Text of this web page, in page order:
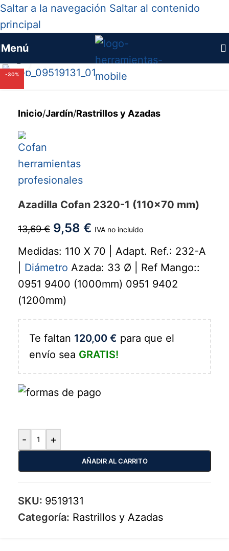
Saltar a la navegación Saltar al contenido
principal
Menú
-30%
Haga clic para ampliar
Inicio/Jardín/Rastrillos y Azadas
Azadilla Cofan 2320-1 (110x70 mm)
13,69€ 9,58 € IVA no incluido
Medidas: 110 X 70 | Adapt. Ref.: 232-A
Diámetro Azada: 33 Ø | Ref Mango::
0951 9400 (1000mm) 0951 9402
(1200mm)
Te faltan 120,00 € para que el
envío sea GRATIS!
- +
AÑADIR AL CARRITO
SKU: 9519131
Categoría: Rastrillos y Azadas